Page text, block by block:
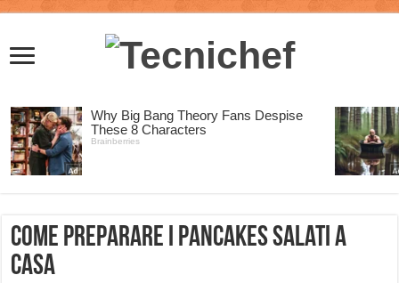
Come preparare i pancakes salati a
casa